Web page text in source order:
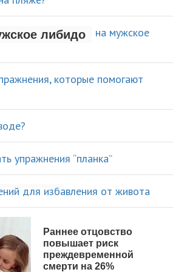
негативно
либидо
упражнения,
легко
на
упражнения
для
живота
Раннее отцовство
повышает риск
преждевременной
смерти на 26%